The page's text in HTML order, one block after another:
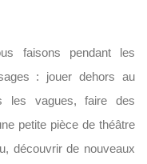
faisons pendant les
: jouer dehors au
les vagues, faire des
petite pièce de théâtre
découvrir de nouveaux